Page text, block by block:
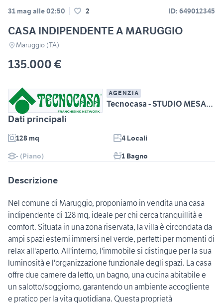
31 mag alle 02:50 2 ID: 649012345
CASA INDIPENDENTE A MARUGGIO
Maruggio (TA)
135.000 €
AGENZIA
Tecnocasa - STUDIO MESAGNE CENTRO srl
Dati principali
128 mq
4 Locali
- (Piano)
1 Bagno
Descrizione
Nel comune di Maruggio, proponiamo in vendita una casa
indipendente di 128 mq, ideale per chi cerca tranquillità e
comfort. Situata in una zona riservata, la villa è circondata da
ampi spazi esterni immersi nel verde, perfetti per momenti di
relax all'aperto. All'interno, l'immobile si distingue per la sua
luminosità e l'organizzazione funzionale degli spazi. La casa
offre due camere da letto, un bagno, una cucina abitabile e
un salotto/soggiorno, garantendo un ambiente accogliente
e pratico per la vita quotidiana. Questa proprietà